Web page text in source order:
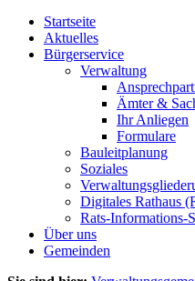
Startseite
Aktuelles
Bürgerservice
Verwaltung
Ämter &
Ihr Anliegen
Formulare
Bauleitplanung
Soziales
Digitales Rathaus
Rats-Informations-
Über uns
Gemeinden